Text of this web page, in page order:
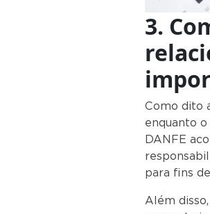
3.
Como dito
enquanto
DANFE
para fins
Além